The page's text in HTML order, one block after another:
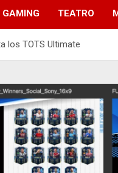
GAMING TEATRO
los TOTS Ultimate